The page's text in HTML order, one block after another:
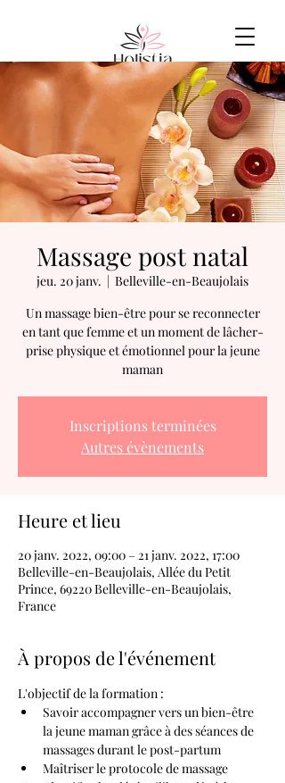
Massage post natal
jeu. 20 janv.
  |
Belleville-en-Beaujolais
Un massage bien-être pour se reconnecter
en tant que femme et un moment de lâcher-
prise physique et émotionnel pour la jeune
maman
Inscriptions terminées
Autres évènements
Heure et lieu
20 janv. 2022, 09:00 – 21 janv. 2022, 17:00
Belleville-en-Beaujolais, Allée du Petit
Prince, 69220 Belleville-en-Beaujolais,
France
À propos de l'événement
L'objectif de la formation :
​Savoir accompagner vers un bien-être
la jeune maman grâce à des séances de
massages durant le post-partum
Maîtriser le protocole de massage